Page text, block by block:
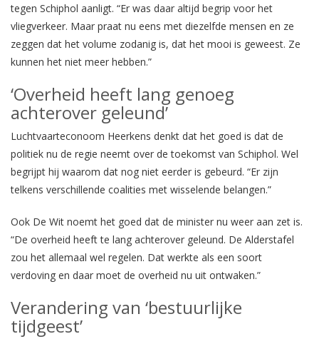
tegen Schiphol aanligt. “Er was daar altijd begrip voor het
vliegverkeer. Maar praat nu eens met diezelfde mensen en ze
zeggen dat het volume zodanig is, dat het mooi is geweest. Ze
kunnen het niet meer hebben.”
‘Overheid heeft lang genoeg
achterover geleund’
Luchtvaarteconoom Heerkens denkt dat het goed is dat de
politiek nu de regie neemt over de toekomst van Schiphol. Wel
begrijpt hij waarom dat nog niet eerder is gebeurd. “Er zijn
telkens verschillende coalities met wisselende belangen.”
Ook De Wit noemt het goed dat de minister nu weer aan zet is.
“De overheid heeft te lang achterover geleund. De Alderstafel
zou het allemaal wel regelen. Dat werkte als een soort
verdoving en daar moet de overheid nu uit ontwaken.”
Verandering van ‘bestuurlijke
tijdgeest’